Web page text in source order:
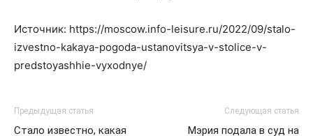
Источник: https://moscow.info-leisure.ru/2022/09/stalo-
izvestno-kakaya-pogoda-ustanovitsya-v-stolice-v-
predstoyashhie-vyxodnye/
Предыдущая статья
Стало известно, какая
Следующая статья
Мэрия подала в суд на